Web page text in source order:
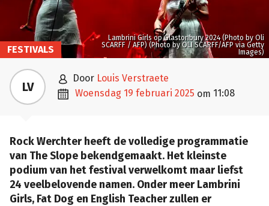
Lambrini Girls op Glastonbury 2024 (Photo by Oli
SCARFF / AFP) (Photo by OLI SCARFF/AFP via Getty
Images)
FESTIVALS
LV  door Louis Verstraete
 woensdag 19 februari 2025 om 11:08
Rock Werchter heeft de volledige programmatie
van The Slope bekendgemaakt. Het kleinste
podium van het festival verwelkomt maar liefst
24 veelbelovende namen. Onder meer Lambrini
Girls, Fat Dog en English Teacher zullen er